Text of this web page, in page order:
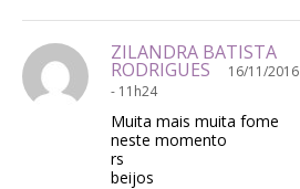
ZILANDRA BATISTA
RODRIGUES
16/11/2016
- 11h24
Muita mais muita fome
neste momento
rs
beijos